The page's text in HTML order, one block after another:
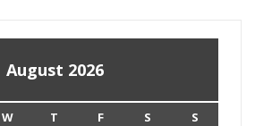
August 2026
W T F S
S